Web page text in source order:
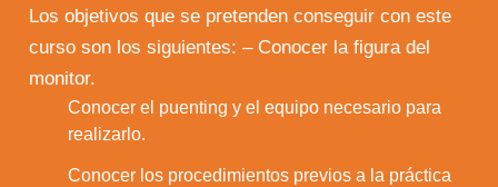
Los objetivos que se pretenden conseguir con este
curso son los siguientes: – Conocer la figura del
monitor.
Conocer el puenting y el equipo necesario para
realizarlo.
Conocer los procedimientos previos a la práctica